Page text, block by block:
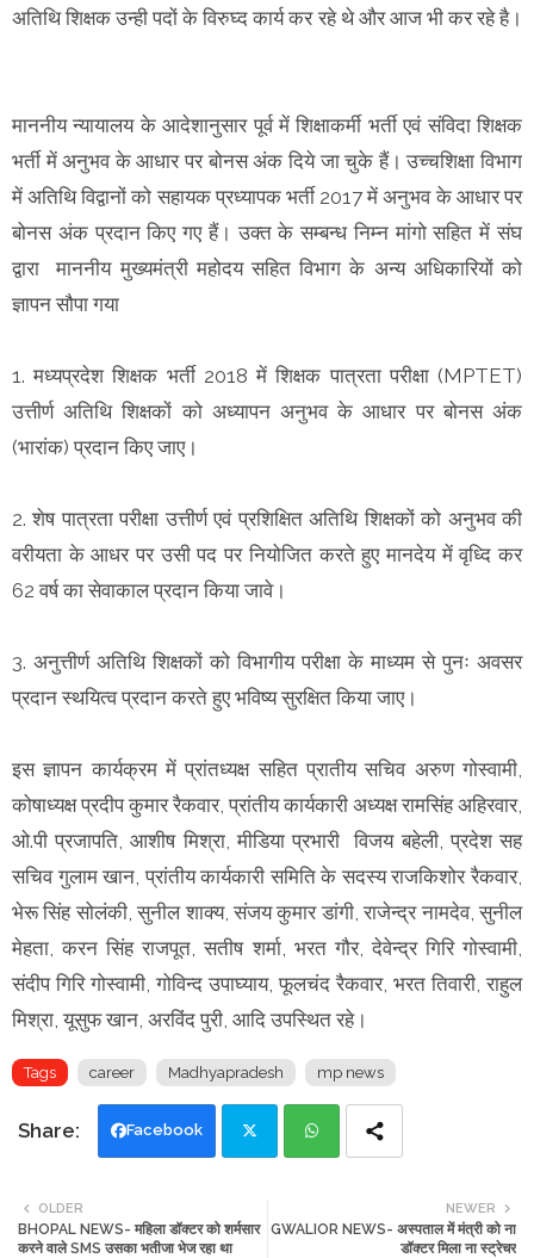
अतिथि शिक्षक उन्ही पदों के विरुघ्द कार्य कर रहे थे और आज भी कर रहे है।
माननीय न्यायालय के आदेशानुसार पूर्व में शिक्षाकर्मी भर्ती एवं संविदा शिक्षक
भर्ती में अनुभव के आधार पर बोनस अंक दिये जा चुके हैं। उच्चशिक्षा विभाग
में अतिथि विद्वानों को सहायक प्रध्यापक भर्ती 2017 में अनुभव के आधार पर
बोनस अंक प्रदान किए गए हैं। उक्त के सम्बन्ध निम्न मांगो सहित में संघ
द्वारा माननीय मुख्यमंत्री महोदय सहित विभाग के अन्य अधिकारियों को
ज्ञापन सौपा गया
1. मध्यप्रदेश शिक्षक भर्ती 2018 में शिक्षक पात्रता परीक्षा (MPTET)
उत्तीर्ण अतिथि शिक्षकों को अध्यापन अनुभव के आधार पर बोनस अंक
(भारांक) प्रदान किए जाए।
2. शेष पात्रता परीक्षा उत्तीर्ण एवं प्रशिक्षित अतिथि शिक्षकों को अनुभव की
वरीयता के आधर पर उसी पद पर नियोजित करते हुए मानदेय में वृध्दि कर
62 वर्ष का सेवाकाल प्रदान किया जावे।
3. अनुत्तीर्ण अतिथि शिक्षकों को विभागीय परीक्षा के माध्यम से पुनः अवसर
प्रदान स्थयित्व प्रदान करते हुए भविष्य सुरक्षित किया जाए।
इस ज्ञापन कार्यक्रम में प्रांतध्यक्ष सहित प्रातीय सचिव अरुण गोस्वामी,
कोषाध्यक्ष प्रदीप कुमार रैकवार, प्रांतीय कार्यकारी अध्यक्ष रामसिंह अहिरवार,
ओ.पी प्रजापति, आशीष मिश्रा, मीडिया प्रभारी विजय बहेली, प्रदेश सह
सचिव गुलाम खान, प्रांतीय कार्यकारी समिति के सदस्य राजकिशोर रैकवार,
भेरू सिंह सोलंकी, सुनील शाक्य, संजय कुमार डांगी, राजेन्द्र नामदेव, सुनील
मेहता, करन सिंह राजपूत, सतीष शर्मा, भरत गौर, देवेन्द्र गिरि गोस्वामी,
संदीप गिरि गोस्वामी, गोविन्द उपाघ्याय, फूलचंद रैकवार, भरत तिवारी, राहुल
मिश्रा, यूसुफ खान, अरविंद पुरी, आदि उपस्थित रहे।
Tags career Madhyapradesh mp news
Facebook
tte ats
NEWER
GWALIOR NEWS- अस्पताल में मंत्री को ना
डॉक्टर मिला ना स्ट्रेचर
OLDER
BHOPAL NEWS- महिला डॉक्टर को शर्मसार
करने वाले SMS उसका भतीजा भेज रहा था